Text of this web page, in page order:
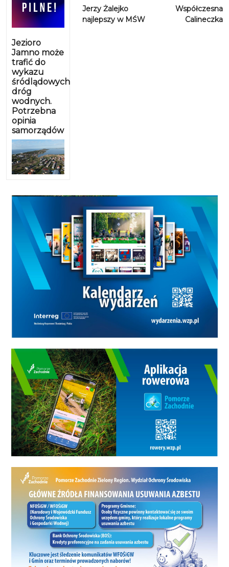
Jezioro
Jamno może
trafić do
wykazu
śródlądowych
dróg
wodnych.
Potrzebna
opinia
samorządów
Jerzy Żalejko
najlepszy w MŚW
Współczesna
Calineczka